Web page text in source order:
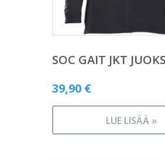
SOC GAIT JKT
39,90 €
LUE LISÄÄ »